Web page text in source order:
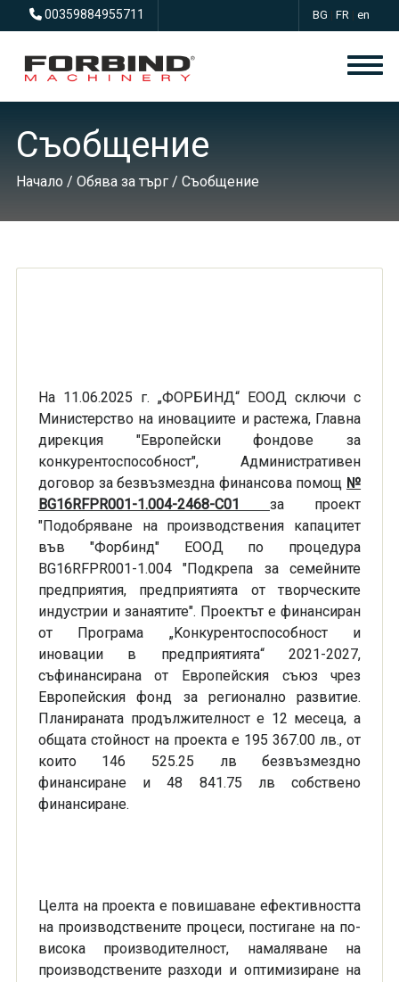
00359884955711 BG |FR |en
Съобщение
Начало/ Обява за търг/ Съобщение
На 11.06.2025 г.„ФОРБИНД“ ЕООД сключи с
Министерство на иновациите и растежа, Главна
дирекция "Европейски фондове за
конкурентоспособност", Административен
договор за безвъзмездна финансова помощ №
BG16RFPR001-1.004-2468-C01 за проект
"Подобряване на производствения капацитет
във "Форбинд" ЕООД по процедура
BG16RFPR001-1.004 "Подкрепа за семейните
предприятия, предприятията от творческите
индустрии и занаятите". Проектът е финансиран
от Програма „Kонкурентоспособност и
иновации в предприятията“ 2021-2027,
съфинансирана от Европейския съюз чрез
Европейския фонд за регионално развитие.
Планираната продължителност е 12 месеца, а
общата стойност на проекта е 195 367.00 лв., от
които 146 525.25 лв безвъзмездно
финансиране и 48 841.75 лв собствено
финансиране.
Целта на проекта е повишаване ефективността
на производствените процеси, постигане на по-
висока производителност, намаляване на
производствените разходи и оптимизиране на